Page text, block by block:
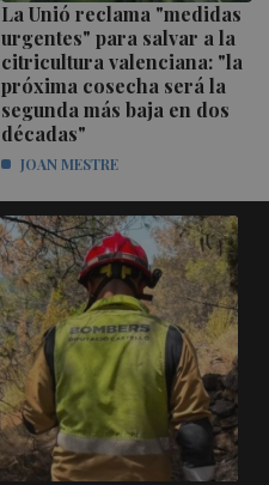
La Unió reclama "medidas
urgentes" para salvar a la
citricultura valenciana: "la
próxima cosecha será la
segunda más baja en dos
décadas"
JOAN MESTRE